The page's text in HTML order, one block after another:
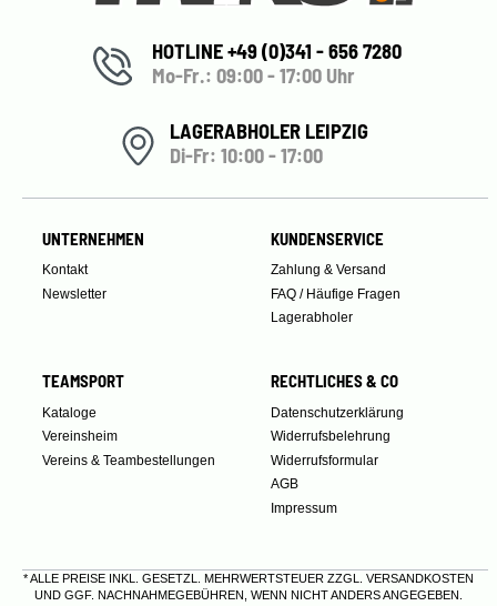
HOTLINE +49 (0)341 - 656 7280
Mo-Fr.: 09:00 - 17:00 Uhr
LAGERABHOLER LEIPZIG
Di-Fr: 10:00 - 17:00
UNTERNEHMEN
Kontakt
Newsletter
KUNDENSERVICE
Zahlung & Versand
FAQ / Häufige Fragen
Lagerabholer
TEAMSPORT
Kataloge
Vereinsheim
Vereins & Teambestellungen
RECHTLICHES & CO
Datenschutzerklärung
Widerrufsbelehrung
Widerrufsformular
AGB
Impressum
* ALLE PREISE INKL. GESETZL. MEHRWERTSTEUER ZZGL. VERSANDKOSTEN
UND GGF. NACHNAHMEGEBÜHREN, WENN NICHT ANDERS ANGEGEBEN.